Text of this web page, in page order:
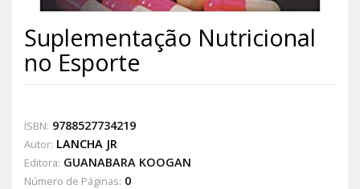
Suplementação Nutricional
no Esporte
ISBN: 9788527734219
Autor: LANCHA JR
Editora: GUANABARA KOOGAN
Número de Páginas: 0